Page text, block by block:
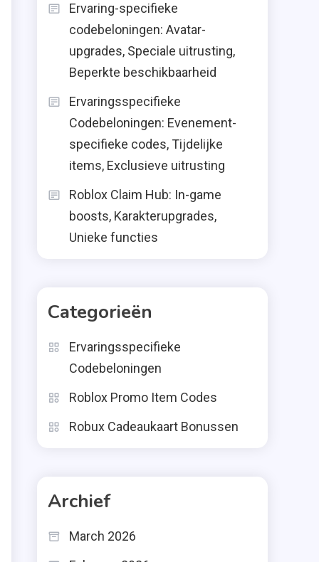
Ervaring-specifieke
codebeloningen: Avatar-
upgrades, Speciale uitrusting,
Beperkte beschikbaarheid
Ervaringsspecifieke
Codebeloningen: Evenement-
specifieke codes, Tijdelijke
items, Exclusieve uitrusting
Roblox Claim Hub: In-game
boosts, Karakterupgrades,
Unieke functies
Categorieën
Ervaringsspecifieke
Codebeloningen
Roblox Promo Item Codes
Robux Cadeaukaart Bonussen
Archief
March 2026